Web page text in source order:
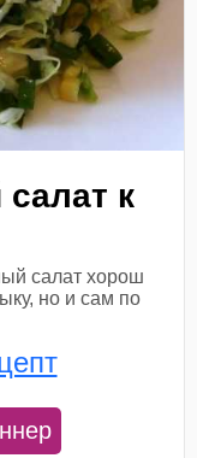
к
салат хорош
но и сам по